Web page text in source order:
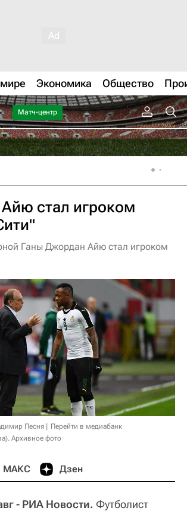
Экономика Общество
Матч-центр
стал игроком
Ганы Джордан Айю стал игроком
Песня
Перейти в медиабанк
Архивное фото
МАКС Дзен
- РИА Новости. Футболист